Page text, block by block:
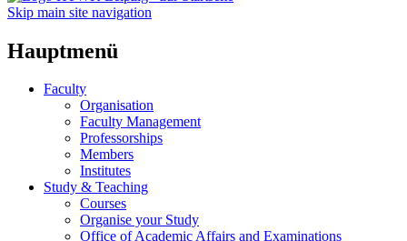
Skip main site navigation
Hauptmenü
Faculty
Organisation
Faculty Management
Professorships
Members
Institutes
Study & Teaching
Courses
Organise your Study
Office of Academic Affairs and Examinations